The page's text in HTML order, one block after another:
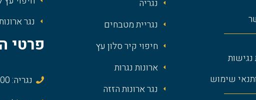
שימוש
נגריה
נגריית מטבחים
חיפוי קיר סלון עץ
ארונות נגרות
נגר ארונות הזזה
נגר
פרטי
נגריה: 072-3937800